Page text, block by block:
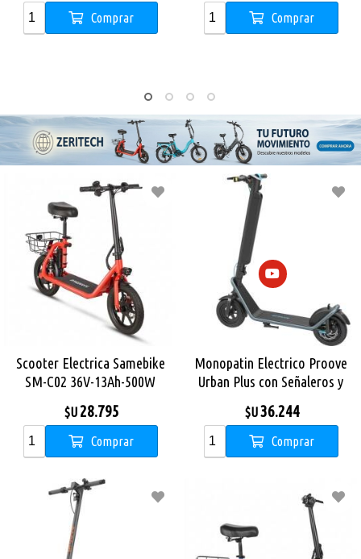
Comprar Comprar
Scooter Electrica Samebike
SM-C02 36V-13Ah-500W
$U28.795
Comprar
Monopatin Electrico Proove
Urban Plus con Señaleros y
$U36.244
Comprar